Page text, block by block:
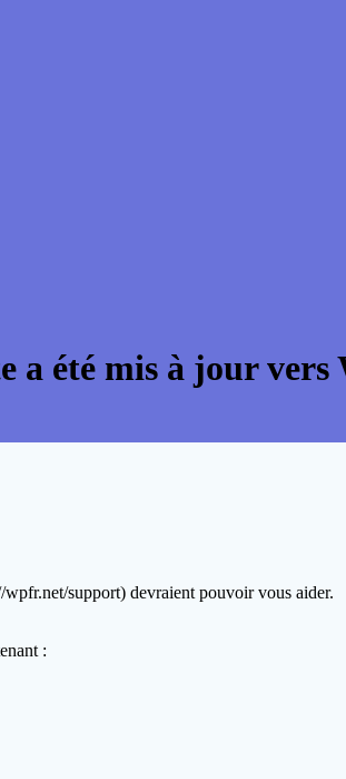
a été mis à jour vers
wpfr.net/support) devraient pouvoir vous aider.
: